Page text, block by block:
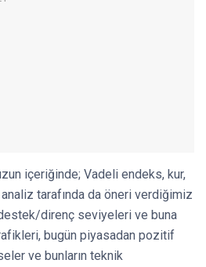
içeriğinde; Vadeli endeks, kur,
tarafında da öneri verdiğimiz
direnç seviyeleri ve buna
bugün piyasadan pozitif
ve bunların teknik